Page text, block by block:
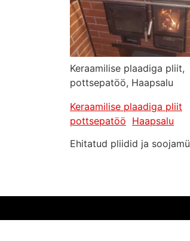
Keraamilise plaadiga pliit,
pottsepatöö, Haapsalu
Keraamilise plaadiga pliit
pottsepatöö Haapsalu
Ehitatud pliidid ja